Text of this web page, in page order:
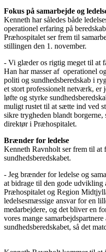
Fokus på samarbejde og
Kenneth har således både
operationel erfaring på
Præhospitalet ser frem til
stillingen den 1. november.
- Vi glæder os rigtig meget til at
Han har masser af operationel
politi og sundhedsberedskab i
et stort professionelt netværk,
løfte og styrke
muligt rustet til at sætte ind ved
sikre trygheden blandt
direktør i Præhospitalet.
Brænder for ledelse
Kenneth Ravnholt ser frem til
sundhedsberedskabet.
- Jeg brænder for ledelse og
at bidrage til den gode udvikling
Præhospitalet og Region
ledelsesmæssige ansvar for en
medarbejdere, og det bliver en
vores mange
sundhedsberedskabet, så det